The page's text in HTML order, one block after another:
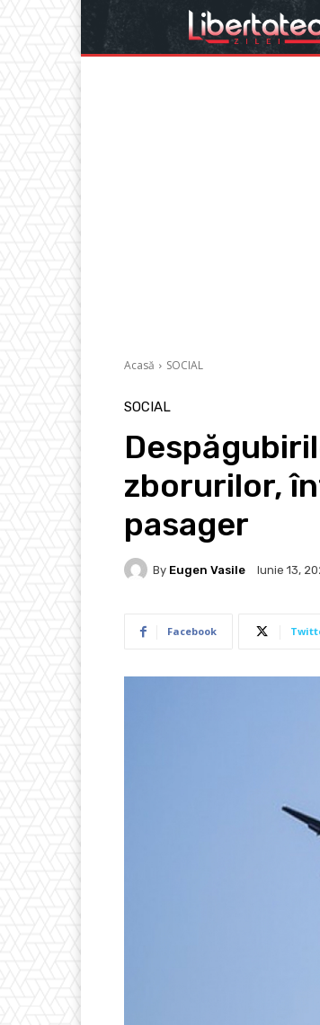
Acasă SOCIAL
SOCIAL
zborurilor,
pasager
By Eugen Vasile Iunie 13,
Facebook